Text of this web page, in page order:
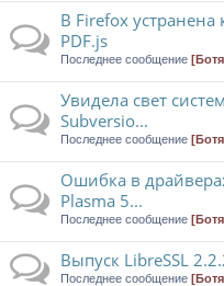
В Firefox устранена
PDF.js
Последнее сообщение
Увидела свет
Subversio...
Последнее сообщение
Ошибка в
Plasma 5...
Последнее сообщение
Выпуск LibreSSL
Последнее сообщение